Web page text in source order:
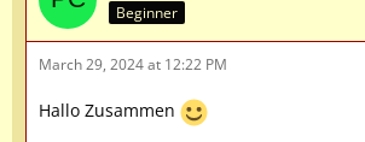
Beginner
March 29, 2024 at 12:22 PM
Hallo Zusammen